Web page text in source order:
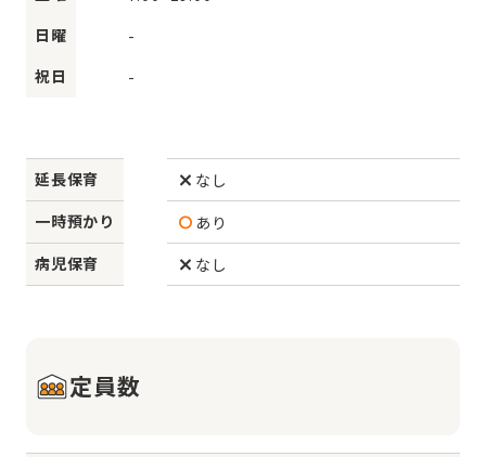
日曜
-
祝日
-
延長保育
なし
一時預かり
あり
病児保育
なし
定員数